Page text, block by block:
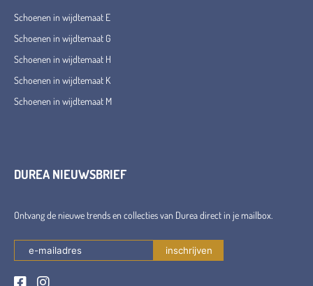
Schoenen in wijdtemaat E
Schoenen in wijdtemaat G
Schoenen in wijdtemaat H
Schoenen in wijdtemaat K
Schoenen in wijdtemaat M
DUREA NIEUWSBRIEF
Ontvang de nieuwe trends en collecties van Durea direct in je mailbox.